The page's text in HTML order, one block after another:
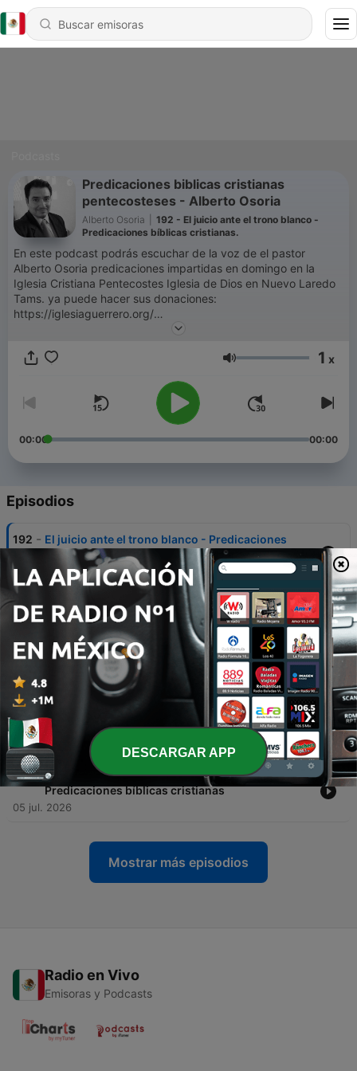
Predicaciones biblicas cristianas
pentecosteses - Alberto Osoria
Alberto Osoria
192 - El juicio ante el trono blanco -
Predicaciones bíblicas cristianas.
En este podcast podrás escuchar de la voz de el pastor
Alberto Osoria predicaciones impartidas en domingo en la
Iglesia Cristiana Pentecostes Iglesia de Dios en Nuevo Laredo
Tams. ya puede hacer sus donaciones:
https://iglesiaguerrero.org/
https://www.facebook.com/iglesiacristianaguerrero
Volumen 1 x
00:00 00:00
Episodios
192 - El juicio ante el trono blanco - Predicaciones
bíblicas cristianas.
02 ago. 2026
-
¿Usted Es Un Buen Pez? - Predicaciones bíblicas
cristianas.
190 - ¿ Eres trigo o cizaña?
19 jul. 2026
- ¿Qué tipo de tierra eres? - Predicaciones bíblicas
cristianas
12 jul. 2026
188 - Arraigados y cimentados en el Señor -
Predicaciones bíblicas cristianas
05 jul. 2026
Mostrar más episodios
Radio en Vivo
Emisoras y Podcasts
DESCARGAR APP